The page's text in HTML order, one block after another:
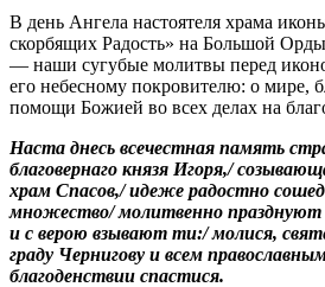
В день Ангела настоятеля храма
скорбящих Радость» на Большой
— наши сугубые молитвы перед
его небесному покровителю: о мире,
помощи Божией во всех делах на
Наста‌ днесь всечестна‌я па‌мять
благове‌рнаго кня‌зя И‌горя,/
храм Спа‌сов,/ иде‌же ра‌достно
мно‌жество/ моли‌твенно
и с ве‌рою взыва‌ют ти:/ моли‌ся,
гра‌ду Черни‌гову и всем
благоде‌нствии спасти‌ся.